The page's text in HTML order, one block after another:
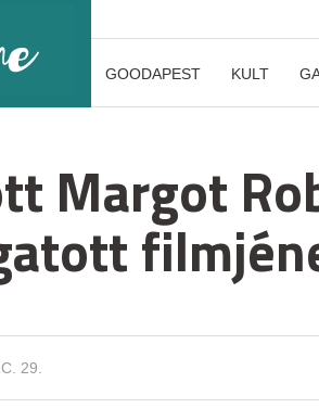
GOODAPEST KULT
Margot
29.